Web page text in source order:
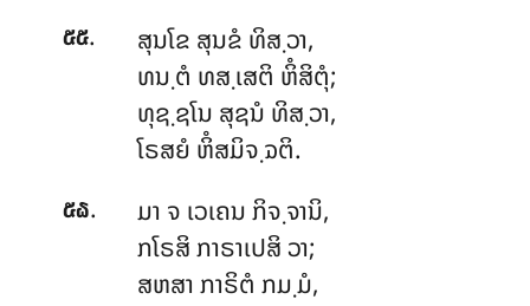
໕໕.
ສຸນໂຂ ສຸນຂໍ ທິສ຺ວາ,
ທນ຺ຕໍ ທສ຺ເສຕິ ຫິໍສິຕຸໍ;
ທຸຊ຺ຊໂນ ສຸຊນໍ ທິສ຺ວາ,
ໂຣສຍໍ ຫິໍສມິຈ຺ຉຕິ.
໕໖.
ມາ ຈ ເວເຄນ ກິຈ຺ຈານິ,
ກໂຣສິ ກາຣາເປສິ ວາ;
ສຫສາ ກາຣິຕໍ ກມ຺ມໍ,